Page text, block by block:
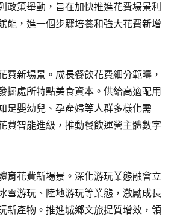
政策舉動，旨在加快推進花費場景利
能，進一個步驟培養和強大花費新增
費新場景。成長餐飲花費細分範疇，
掘處所特點美食資本。供給高適配用
足嬰幼兒、孕產婦等人群多樣化需
費智能進級，推動餐飲運營主體數字
育花費新場景。深化游玩業態融會立
雪游玩、陸地游玩等業態，激勵成長
新產物。推進城鄉文旅提質增效，領